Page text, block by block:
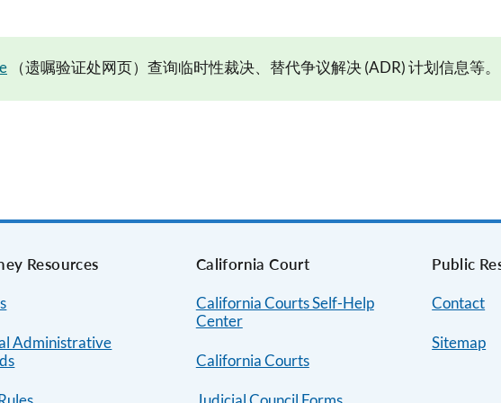
（遗嘱验证处网页）查询临时性裁决、替代争议解决 (ADR) 计划信息等。
Resources
Administrative
California Court
California Courts Self-Help
Center
California Courts
Public
Contact
Sitemap